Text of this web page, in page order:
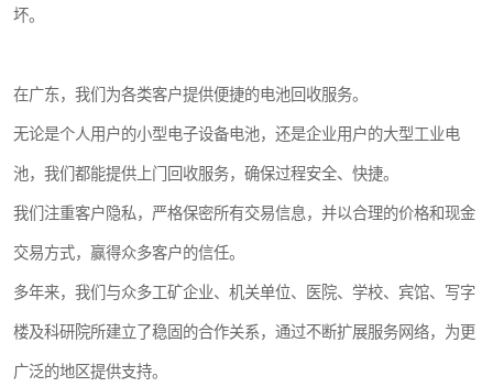
坏。
在广东，我们为各类客户提供便捷的电池回收服务。
无论是个人用户的小型电子设备电池，还是企业用户的大型工业电
池，我们都能提供上门回收服务，确保过程安全、快捷。
我们注重客户隐私，严格保密所有交易信息，并以合理的价格和现金
交易方式，赢得众多客户的信任。
多年来，我们与众多工矿企业、机关单位、医院、学校、宾馆、写字
楼及科研院所建立了稳固的合作关系，通过不断扩展服务网络，为更
广泛的地区提供支持。